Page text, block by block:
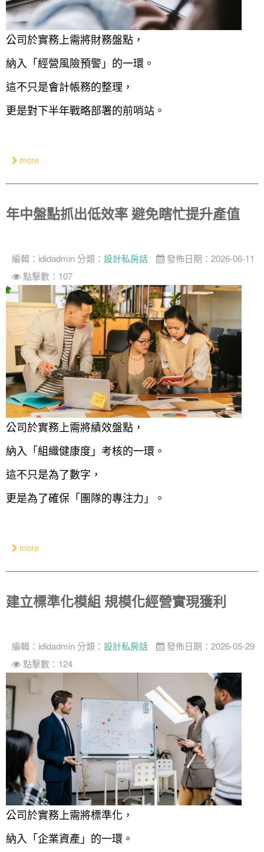
公司於實務上需將財務盤點，
納入「經營風險預警」的一環。
這不只是會計帳務的整理，
更是對下半年戰略部署的前哨站。
more
年中盤點抓出低效率 避免瞎忙提升產值
編輯： ididadmin 分類： 設計私房話
發佈日期：2026-06-11
點擊數：107
公司於實務上需將績效盤點，
納入「組織健康度」考核的一環。
這不只是為了數字，
更是為了確保「團隊的專注力」。
more
建立標準化模組 規模化經營實現獲利
編輯： ididadmin 分類： 設計私房話
發佈日期：2026-05-29
點擊數：124
公司於實務上需將標準化，
納入「企業資產」的一環。